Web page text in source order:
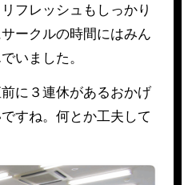
フレッシュもしっかり
ークルの時間にはみん
いました。
に３連休があるおかげ
すね。何とか工夫して